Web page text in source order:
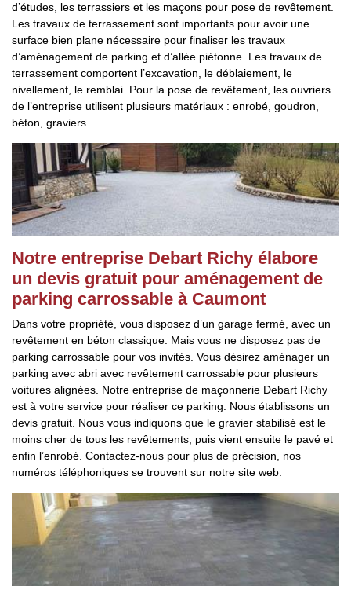
d’études, les terrassiers et les maçons pour pose de revêtement.
Les travaux de terrassement sont importants pour avoir une
surface bien plane nécessaire pour finaliser les travaux
d’aménagement de parking et d’allée piétonne. Les travaux de
terrassement comportent l’excavation, le déblaiement, le
nivellement, le remblai. Pour la pose de revêtement, les ouvriers
de l’entreprise utilisent plusieurs matériaux : enrobé, goudron,
béton, graviers…
Notre entreprise Debart Richy élabore
un devis gratuit pour aménagement de
parking carrossable à Caumont
Dans votre propriété, vous disposez d’un garage fermé, avec un
revêtement en béton classique. Mais vous ne disposez pas de
parking carrossable pour vos invités. Vous désirez aménager un
parking avec abri avec revêtement carrossable pour plusieurs
voitures alignées. Notre entreprise de maçonnerie Debart Richy
est à votre service pour réaliser ce parking. Nous établissons un
devis gratuit. Nous vous indiquons que le gravier stabilisé est le
moins cher de tous les revêtements, puis vient ensuite le pavé et
enfin l’enrobé. Contactez-nous pour plus de précision, nos
numéros téléphoniques se trouvent sur notre site web.